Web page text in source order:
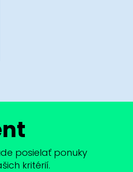
posielať ponuky
kritérií.